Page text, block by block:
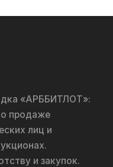
«АРББИТЛОТ»:
продаже
лиц и
и закупок.